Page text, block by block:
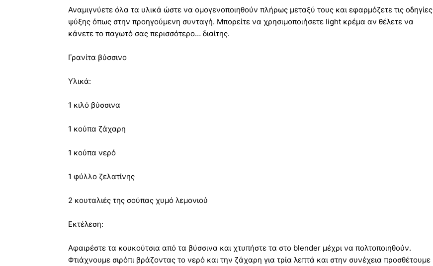
Αναμιγνύετε όλα τα υλικά ώστε να ομογενοποιηθούν πλήρως μεταξύ τους και εφαρμόζετε τις οδηγίες
ψύξης όπως στην προηγούμενη συνταγή. Μπορείτε να χρησιμοποιήσετε light κρέμα αν θέλετε να
κάνετε το παγωτό σας περισσότερο… διαίτης.
Γρανίτα βύσσινο
Υλικά:
1 κιλό βύσσινα
1 κούπα ζάχαρη
1 κούπα νερό
1 φύλλο ζελατίνης
2 κουταλιές της σούπας χυμό λεμονιού
Εκτέλεση:
Αφαιρέστε τα κουκούτσια από τα βύσσινα και χτυπήστε τα στο blender μέχρι να πολτοποιηθούν.
Φτιάχνουμε σιρόπι βράζοντας το νερό και την ζάχαρη για τρία λεπτά και στην συνέχεια προσθέτουμε